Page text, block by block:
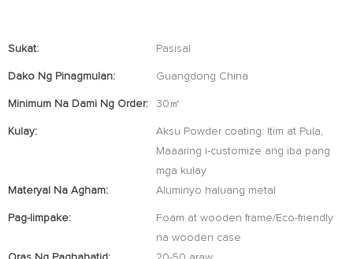
Sukat: Pasisal
Dako Ng Pinagmulan: Guangdong China
Minimum Na Dami Ng Order: 30㎡
Kulay:
Aksu Powder coating: Itim at Pula,
Maaaring i-customize ang iba pang
mga kulay
Materyal Na Agham:
Aluminyo haluang metal
Pag-Iimpake:
Foam at wooden frame/Eco-friendly
na wooden case